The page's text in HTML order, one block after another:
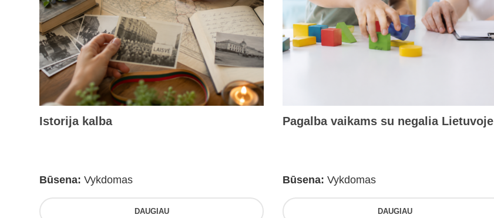
Istorija kalba
Būsena: Vykdomas
DAUGIAU
Pagalba vaikams su negalia Lietuvoje
Būsena: Vykdomas
DAUGIAU